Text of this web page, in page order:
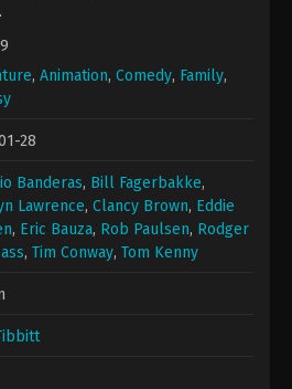
, Animation, Comedy, Family,
28
Banderas, Bill Fagerbakke,
Lawrence, Clancy Brown, Eddie
, Eric Bauza, Rob Paulsen, Rodger
, Tim Conway, Tom Kenny